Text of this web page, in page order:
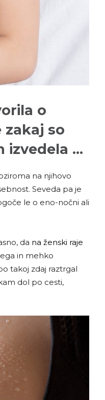
o
zakaj so
izvedela …
na njihovo
Seveda pa je
le o eno-nočni ali
da na ženski raje
in mehko
takoj zdaj raztrgal
dol po cesti,